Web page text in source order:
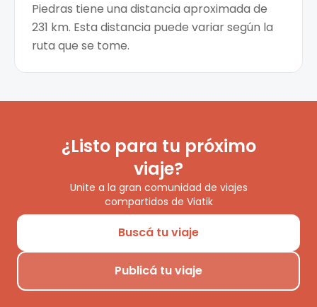
Piedras tiene una distancia aproximada de
231 km. Esta distancia puede variar según la
ruta que se tome.
¿Listo para tu próximo
viaje?
Unite a la gran comunidad de viajes
compartidos de Viatik
Buscá tu viaje
Publicá tu viaje